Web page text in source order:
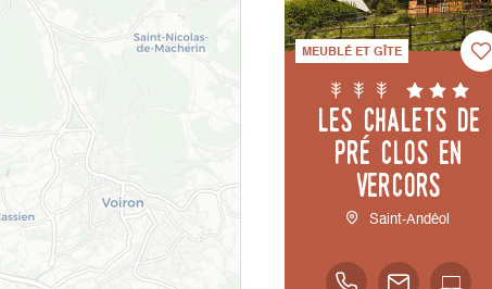
MEUBLÉ ET GÎTE
Les chalets de
Pré Clos en
Vercors
Saint-Andéol